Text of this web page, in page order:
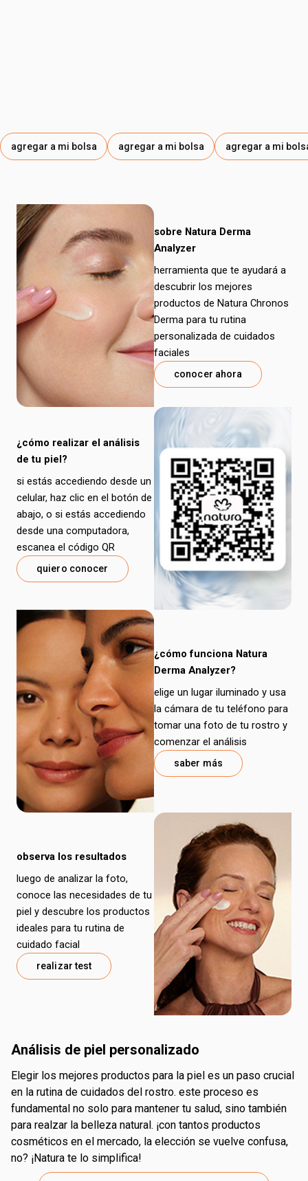
agregar a mi bolsa agregar a mi bolsa agregar a mi
sobre Natura Derma
Analyzer
herramienta que te ayudará a
descubrir los mejores
productos de Natura Chronos
Derma para tu rutina
personalizada de cuidados
faciales
conocer ahora
¿cómo realizar el análisis
de tu piel?
si estás accediendo desde un
celular, haz clic en el botón de
abajo, o si estás accediendo
desde una computadora,
escanea el código QR
quiero conocer
¿cómo funciona Natura
Derma Analyzer?
elige un lugar iluminado y usa
la cámara de tu teléfono para
tomar una foto de tu rostro y
comenzar el análisis
saber más
observa los resultados
luego de analizar la foto,
conoce las necesidades de tu
piel y descubre los productos
ideales para tu rutina de
cuidado facial
realizar test
análisis de piel personalizado
elegir los mejores productos para la piel es un paso crucial
en la rutina de cuidados del rostro. este proceso es
fundamental no solo para mantener tu salud, sino también
para realzar la belleza natural. ¡con tantos productos
cosméticos en el mercado, la elección se vuelve confusa,
no? ¡Natura te lo simplifica!